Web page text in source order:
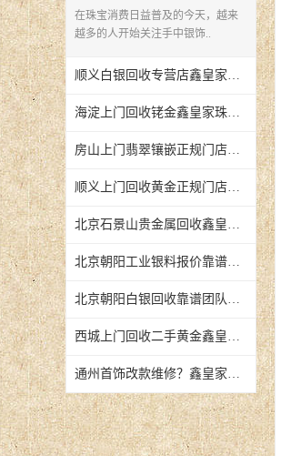
家银饰回收可致电
在珠宝消费日益普及的今天，越来
越多的人开始关注手中银饰..
顺义白银回收专营店鑫皇家珠宝每日报价查询
海淀上门回收铑金鑫皇家珠宝稀有金属上门收
房山上门翡翠镶嵌正规门店定制服务上门对接
顺义上门回收黄金正规门店全城上门回收服务
北京石景山贵金属回收鑫皇家珠宝正规联系电话
北京朝阳工业银料报价靠谱商家银浆回收查行情
北京朝阳白银回收靠谱团队同城上门可致电
西城上门回收二手黄金鑫皇家珠宝上门估价结算
通州首饰改款维修？鑫皇家珠宝专业门店服务热线